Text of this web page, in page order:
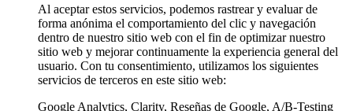
Al aceptar estos servicios, podemos rastrear y evaluar de
forma anónima el comportamiento del clic y navegación
dentro de nuestro sitio web con el fin de optimizar nuestro
sitio web y mejorar continuamente la experiencia general del
usuario. Con tu consentimiento, utilizamos los siguientes
servicios de terceros en este sitio web:
Google Analytics, Clarity, Reseñas de Google, A/B-Testing